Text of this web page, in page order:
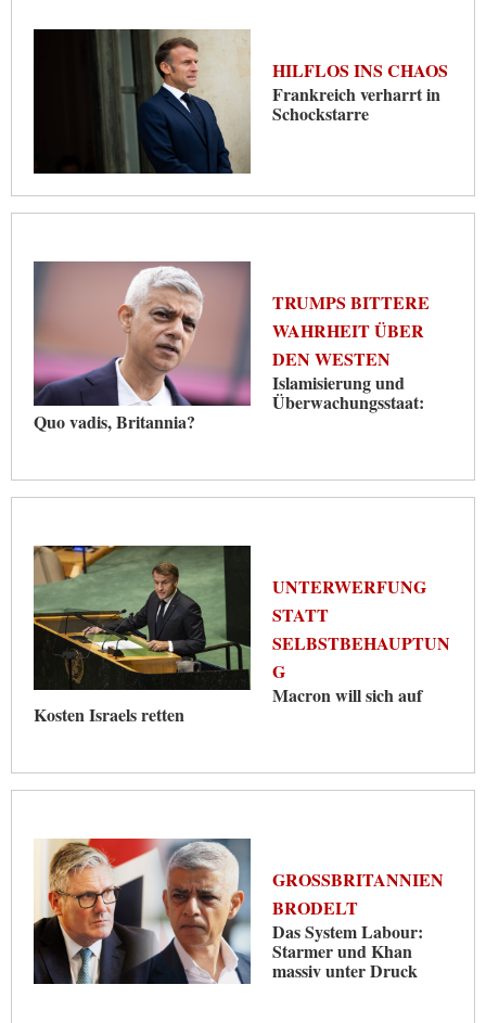
HILFLOS INS CHAOS
Frankreich verharrt in
Schockstarre
TRUMPS BITTERE
WAHRHEIT ÜBER
DEN WESTEN
Islamisierung und
Überwachungsstaat:
Quo vadis, Britannia?
UNTERWERFUNG
STATT
SELBSTBEHAUPTUN
G
Macron will sich auf
Kosten Israels retten
GROSSBRITANNIEN B
RODELT
Das System Labour:
Starmer und Khan
massiv unter Druck